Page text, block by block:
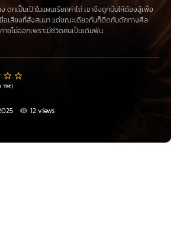
ตกเป็นเป้าในแผนเรียกค่าไถ่ เขาจึงถูกบีบให้ต้องสู้เพื่อ
อเสียงที่สั่งสมมา แต่ขณะเดียวกันก็ติดกับดักทางศีล
ายไม่ออกเพราะมีชีวิตคนเป็นเดิมพัน
Yet)
12 views